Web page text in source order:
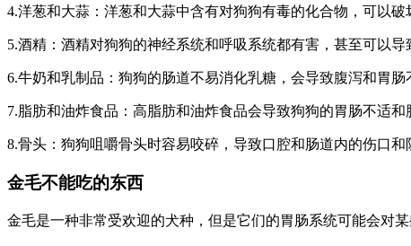
4.洋葱和大蒜：洋葱和大蒜中含有对狗狗有毒的化合物，可以破
5.酒精：酒精对狗狗的神经系统和呼吸系统都有害，甚至可以导
6.牛奶和乳制品：狗狗的肠道不易消化乳糖，会导致腹泻和胃肠
7.脂肪和油炸食品：高脂肪和油炸食品会导致狗狗的胃肠不适和
8.骨头：狗狗咀嚼骨头时容易咬碎，导致口腔和肠道内的伤口和
金毛不能吃的东西
金毛是一种非常受欢迎的犬种，但是它们的胃肠系统可能会对